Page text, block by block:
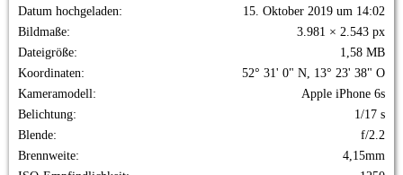
Datum hochgeladen
15. Oktober 2019 um 14:02
Bildmaße
3.981 × 2.543 px
Dateigröße
1,58 MB
Koordinaten
52° 31' 0" N, 13° 23' 38" O
Kameramodell
Apple iPhone 6s
Belichtung
1/17 s
Blende
f/2.2
Brennweite
4,15mm